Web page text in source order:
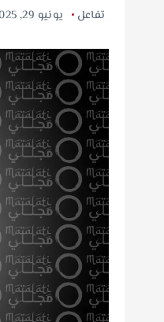
تفاعل يونيو 29, 2025